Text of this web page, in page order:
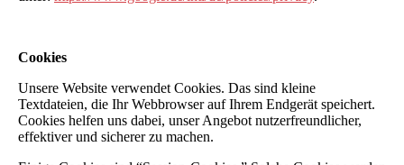
Cookies
Unsere Website verwendet Cookies. Das sind kleine
Textdateien, die Ihr Webbrowser auf Ihrem Endgerät speichert.
Cookies helfen uns dabei, unser Angebot nutzerfreundlicher,
effektiver und sicherer zu machen.